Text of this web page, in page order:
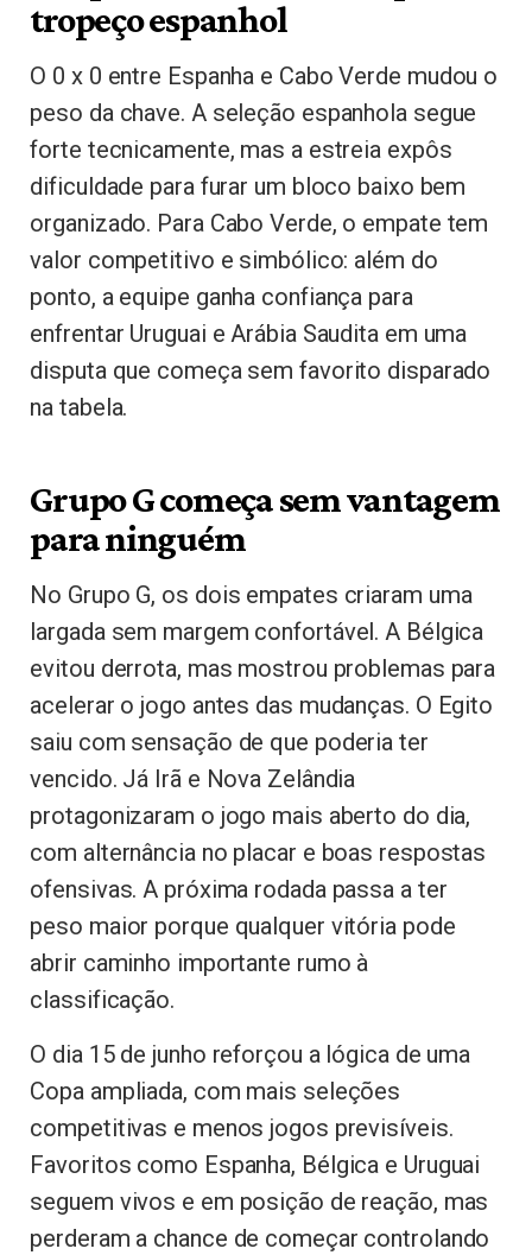
tropeço espanhol
O 0 x 0 entre Espanha e Cabo Verde mudou o
peso da chave. A seleção espanhola segue
forte tecnicamente, mas a estreia expôs
dificuldade para furar um bloco baixo bem
organizado. Para Cabo Verde, o empate tem
valor competitivo e simbólico: além do
ponto, a equipe ganha confiança para
enfrentar Uruguai e Arábia Saudita em uma
disputa que começa sem favorito disparado
na tabela.
Grupo G começa sem vantagem
para ninguém
No Grupo G, os dois empates criaram uma
largada sem margem confortável. A Bélgica
evitou derrota, mas mostrou problemas para
acelerar o jogo antes das mudanças. O Egito
saiu com sensação de que poderia ter
vencido. Já Irã e Nova Zelândia
protagonizaram o jogo mais aberto do dia,
com alternância no placar e boas respostas
ofensivas. A próxima rodada passa a ter
peso maior porque qualquer vitória pode
abrir caminho importante rumo à
classificação.
O dia 15 de junho reforçou a lógica de uma
Copa ampliada, com mais seleções
competitivas e menos jogos previsíveis.
Favoritos como Espanha, Bélgica e Uruguai
seguem vivos e em posição de reação, mas
perderam a chance de começar controlando